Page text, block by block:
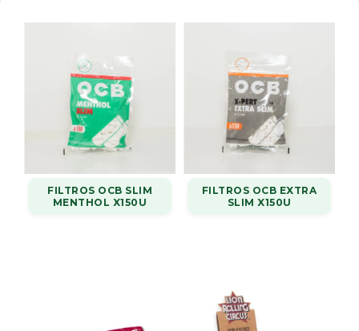
FILTROS OCB SLIM
MENTHOL X150U
FILTROS OCB EXTRA
SLIM X150U